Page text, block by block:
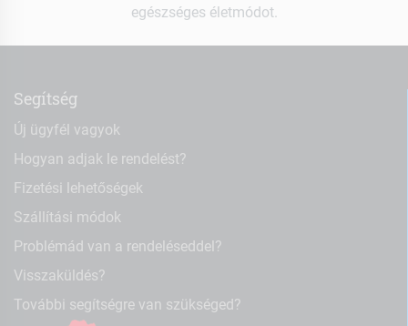
egészséges életmódot.
Segítség
Új ügyfél vagyok
Hogyan adjak le rendelést?
Fizetési lehetőségek
Szállítási módok
Problémád van a rendeléseddel?
Visszaküldés?
További segítségre van szükséged?